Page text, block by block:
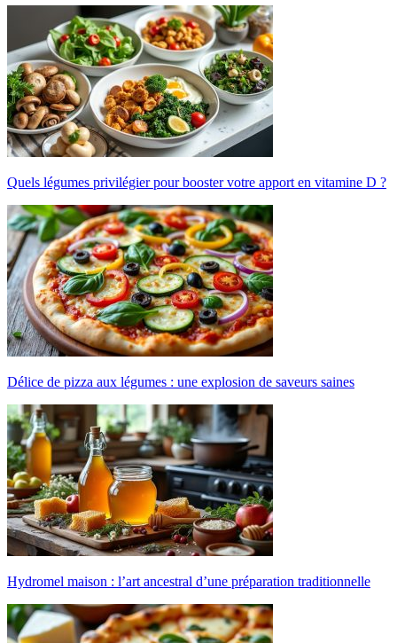
Quels légumes privilégier pour booster votre apport en vitamine D ?
Délice de pizza aux légumes : une explosion de saveurs saines
Hydromel maison : l’art ancestral d’une préparation traditionnelle